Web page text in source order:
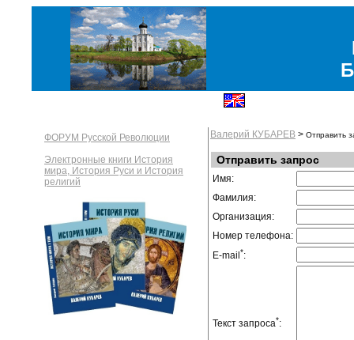
ФОРУМ Русской Революции
Электронные книги История
мира, История Руси и История
религий
Валерий КУБАРЕВ > Отправить
Отправить запрос
Имя:
Фамилия:
Организация:
Номер телефона:
E-mail *:
Текст запроса*: